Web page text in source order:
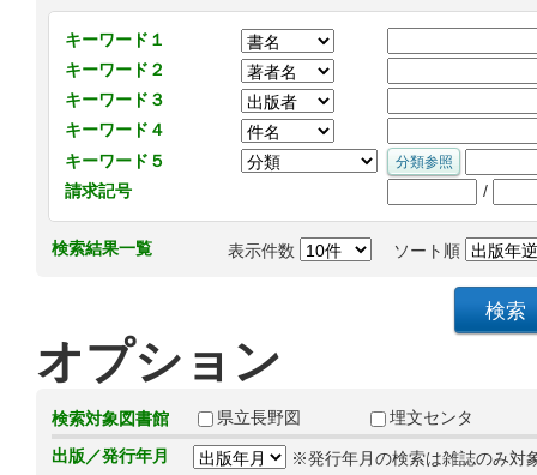
キーワード１
キーワード２
キーワード３
キーワード４
キーワード５
請求記号
/
検索結果一覧 表示件数 ソート順
オプション
検索対象図書館 県立長野図
埋文センタ
出版／発行年月
※発行年月の検索は雑誌のみ対